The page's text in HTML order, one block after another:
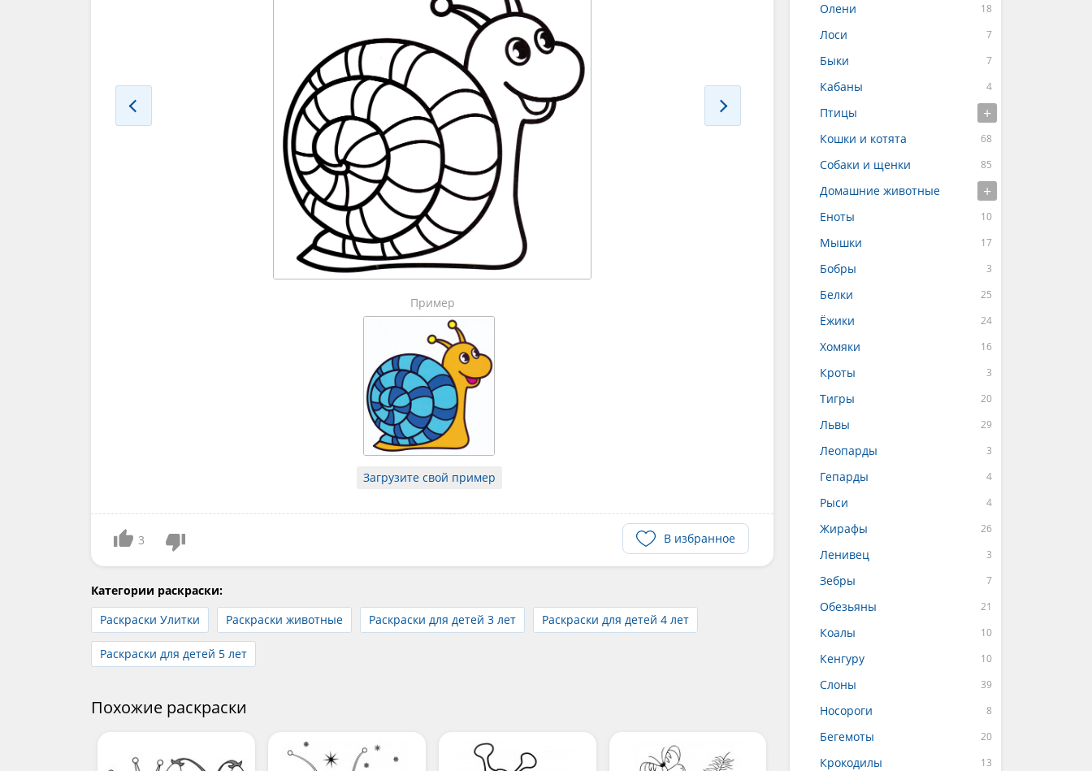
Пример
Загрузите свой пример
3 В избранное
Категории раскраски:
Раскраски Улитки
Раскраски животные Раскраски для детей 3 лет Раскраски для детей 4 лет
Раскраски для детей 5 лет
Похожие раскраски
Олени
Лоси
Быки
Кабаны
Птицы
Кошки и котята
Собаки и щенки
Домашние животные
Еноты
Мышки
Бобры
Белки
Ёжики
Хомяки
Кроты
Тигры
Львы
Леопарды
Гепарды
Рыси
Жирафы
Ленивец
Зебры
Обезьяны
Коалы
Кенгуру
Слоны
Носороги
Бегемоты
Крокодилы